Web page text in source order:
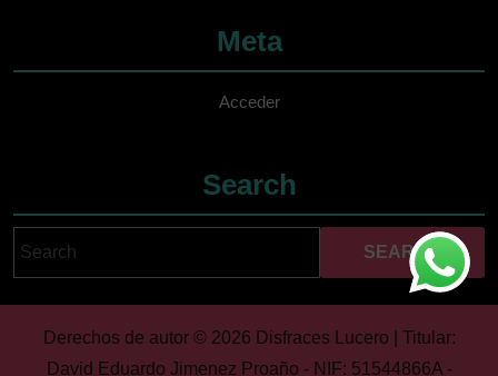
Meta
Acceder
Search
Cuando hay
Derechos de autor © 2026 Disfraces Lucero | Titular:
David Eduardo Jimenez Proaño - NIF: 51544866A -